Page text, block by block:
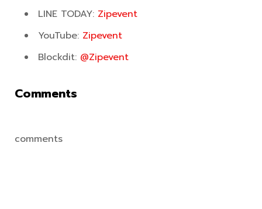
LINE TODAY: Zipevent
YouTube: Zipevent
Blockdit: @Zipevent
Comments
comments